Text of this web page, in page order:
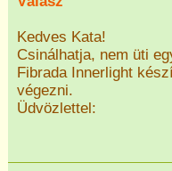
Kedves Kata!
Csinálhatja, nem üti
Fibrada Innerlight
végezni.
Üdvözlettel: